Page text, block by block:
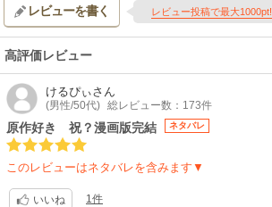
レビューを書く レビュー投稿で最大1000pt!
高評価レビュー
けるぴぃさん
(男性/50代) 総レビュー数：173件
原作好き 祝？漫画版完結 ネタバレ
このレビューはネタバレを含みます▼
いいね 1件